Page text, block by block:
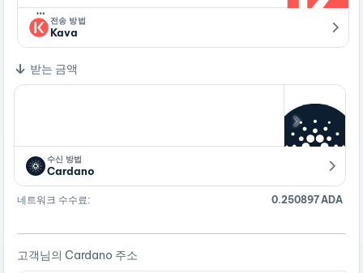
…
전송 방법
Kava
받는 금액
수신 방법
Cardano
네트워크 수수료: 0.250897 ADA
고객님의 Cardano 주소